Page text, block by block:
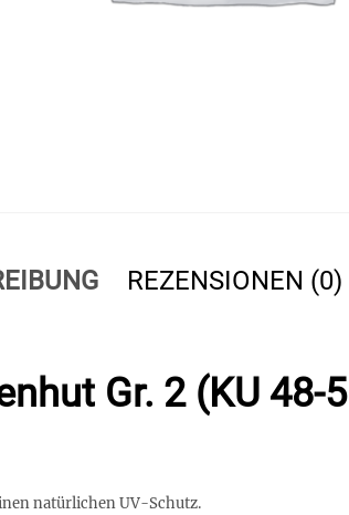
REZENSIONEN (0)
Gr. 2 (KU 48-
natürlichen UV-Schutz.